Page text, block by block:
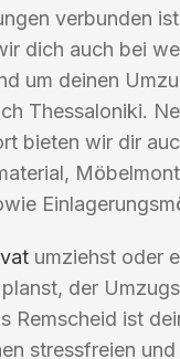
verbunden
dich auch bei
um deinen
Thessaloniki.
bieten wir dir
umziehst oder
planst, der
Remscheid ist
stressfreien und